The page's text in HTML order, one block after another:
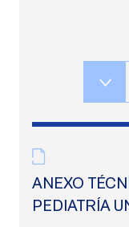
ANEXO
PEDIATRÍA